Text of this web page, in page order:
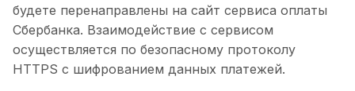
будете перенаправлены на сайт сервиса оплаты
Сбербанка. Взаимодействие с сервисом
осуществляется по безопасному протоколу
HTTPS с шифрованием данных платежей.